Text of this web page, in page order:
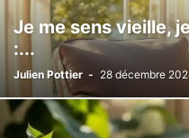
Je me sens vieille,
:...
Julien Pottier - 28 décembre